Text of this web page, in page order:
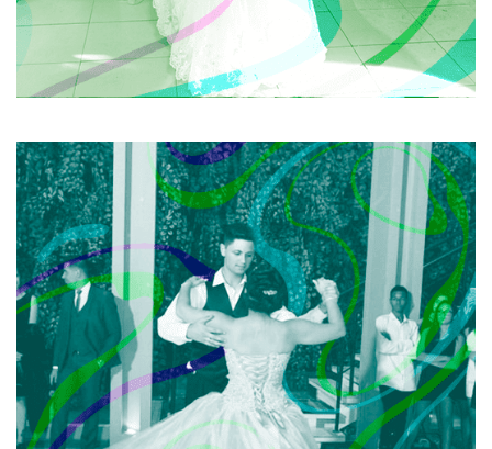
DANÇA DA DEBUTANTE
A palavra debutante tem origem no francês e significa
“nova mulher”. É a transição para a amadurecência,
deixando pra traz a menina e transformando- se em
mulher. E essa transformação deve ser marcante. Deve